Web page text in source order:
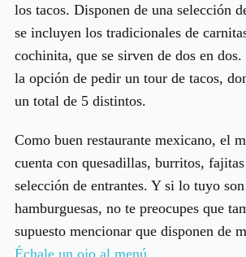
los tacos. Disponen de una selección
se incluyen los tradicionales de
cochinita, que se sirven de dos en
la opción de pedir un tour de tacos,
un total de 5 distintos.
Como buen restaurante mexicano, el
cuenta con quesadillas, burritos,
selección de entrantes. Y si lo tuyo
hamburguesas, no te preocupes que
supuesto mencionar que disponen de
Échale un ojo al menú.